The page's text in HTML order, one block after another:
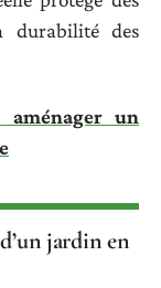
durabilité des
aménager un
jardin en